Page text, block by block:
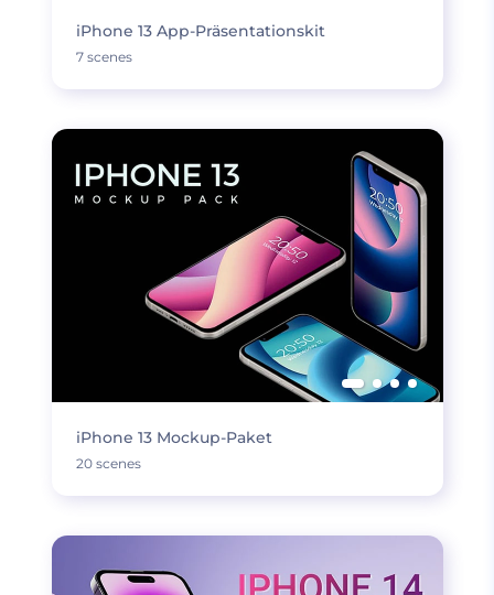
iPhone 13 App-Präsentationskit
7 scenes
iPhone 13 Mockup-Paket
20 scenes